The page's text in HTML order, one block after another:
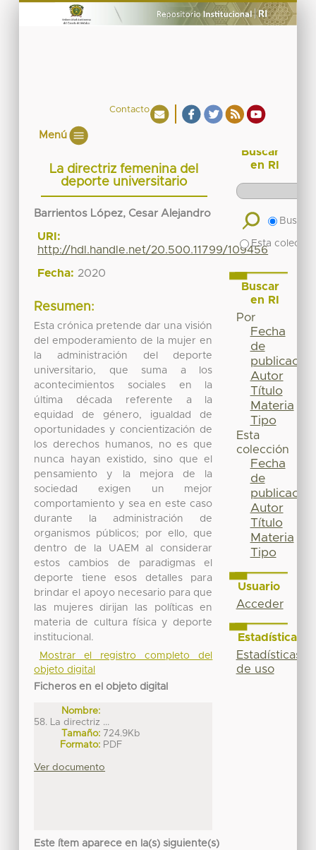
Contacto
Menú
La directriz femenina del
deporte universitario
Barrientos López, Cesar Alejandro
URI:
http://hdl.handle.net/20.500.11799/109456
Fecha: 2020
Resumen:
Esta crónica pretende dar una visión
del empoderamiento de la mujer en
la administración del deporte
universitario, que suma a los
acontecimientos sociales en la
última década referente a la
equidad de género, igualdad de
oportunidades y concientización de
los derechos humanos, no es que
nunca hayan existido, sino que el
pensamiento y la mejora de la
sociedad exigen un mejor
comportamiento y sea en este caso
durante la administración de
organismos públicos; por ello, que
dentro de la UAEM al considerar
estos cambios de paradigmas el
deporte tiene esos detalles para
brindar el apoyo necesario para que
las mujeres dirijan las políticas en
materia de cultura física y deporte
institucional.
Mostrar el registro completo del
objeto digital
Ficheros en el objeto digital
Nombre:
58. La directriz ...
Tamaño: 724.9Kb
Formato: PDF
Ver documento
Este ítem aparece en la(s) siguiente(s)
Buscar
en RI
Buscar
Esta
Buscar
en RI
Por
Fecha
de
publicación
Autor
Título
Materia
Tipo
Esta
colección
Fecha
de
publicación
Autor
Título
Materia
Tipo
Usuario
Acceder
Estadísticas
Estadísticas
de uso